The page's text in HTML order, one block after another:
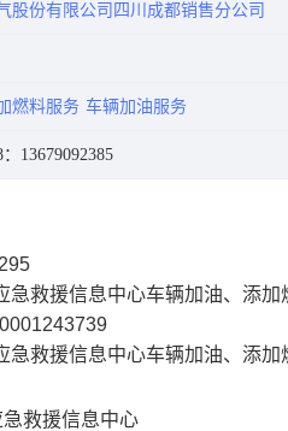
股份有限公司四川成都销售分公司
燃料服务 车辆加油服务
：13679092385
急救援信息中心车辆加油、添加
急救援信息中心车辆加油、添加
救援信息中心